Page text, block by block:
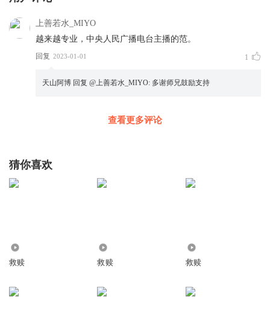
上善若水_MIYO
越来越专业，中央人民广播电台主播的范。
回复 2023-01-01 1
天山阿博 回复 @ 上善若水_MIYO: 多谢师兄鼓励支持
查看更多评论
猜你喜欢
救赎 救赎 救赎